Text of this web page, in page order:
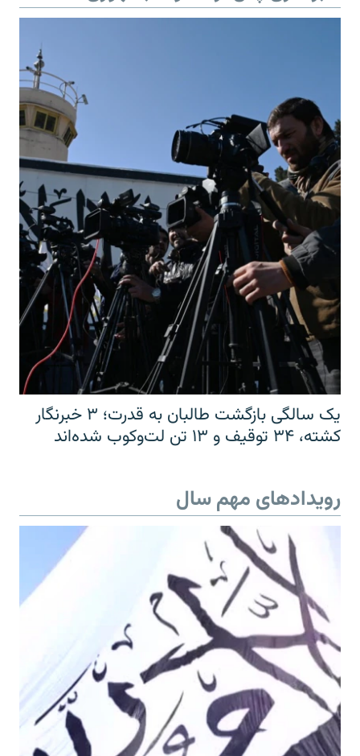
یک سالگی بازگشت طالبان به قدرت؛ ۳ خبرنگار
کشته، ۳۴ توقیف و ۱۳ تن لت‌وکوب شده‌اند
رویدادهای مهم سال